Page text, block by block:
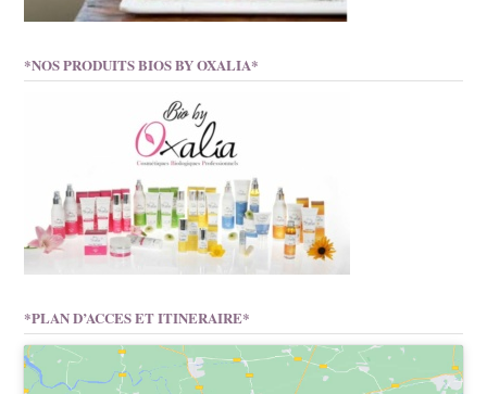
*NOS PRODUITS BIOS BY OXALIA*
*PLAN D’ACCES ET ITINERAIRE*